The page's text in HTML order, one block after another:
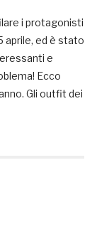
i protagonisti
aprile, ed è stato
e
Ecco
Gli outfit dei